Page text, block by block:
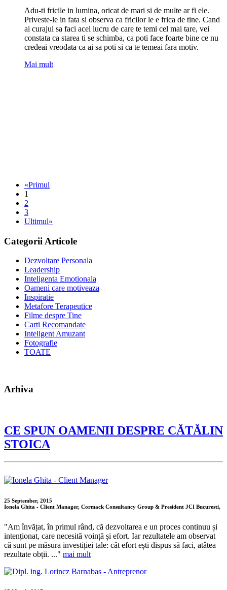
Adu-ti fricile in lumina, oricat de mari si de multe ar fi ele.
Priveste-le in fata si observa ca fricilor le e frica de tine. Cand
ai curajul sa faci acel lucru de care te temi cel mai tare, vei
constata ca starea ti se schimba, ca poti face foarte bine ce nu
credeai vreodata ca ai sa poti si ca te temeai fara motiv.
Mai mult
«Primul
1
2
3
Ultimul»
Categorii Articole
Dezvoltare Personala
Leadership
Inteligenta Emotionala
Oameni care motiveaza
Inspiratie
Metafore Terapeutice
Filme despre Tine
Carti Recomandate
Inteligent Amuzant
Fotografie
TOATE
Arhiva
CE SPUN OAMENII DESPRE CĂTĂLIN
STOICA
25 September, 2015
Ionela Ghita - Client Manager, Cormack Consultancy Group & President JCI Bucuresti,
"Am învățat, în primul rând, că dezvoltarea e un proces continuu și
intenționat, care necesită voință și efort. Iar rezultatele am observat
că sunt pe măsura investiției tale: cât efort ești dispus să faci, atâtea
rezultate obții. ..." mai mult